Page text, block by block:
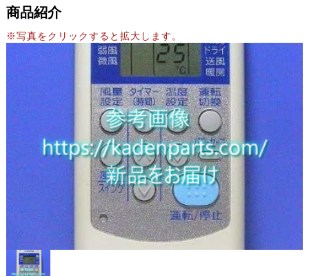
商品紹介
※写真をクリックすると拡大します。